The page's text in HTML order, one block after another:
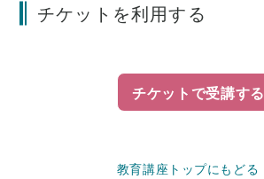
チケットを利用する
チケットで受講する
教育講座トップにもどる